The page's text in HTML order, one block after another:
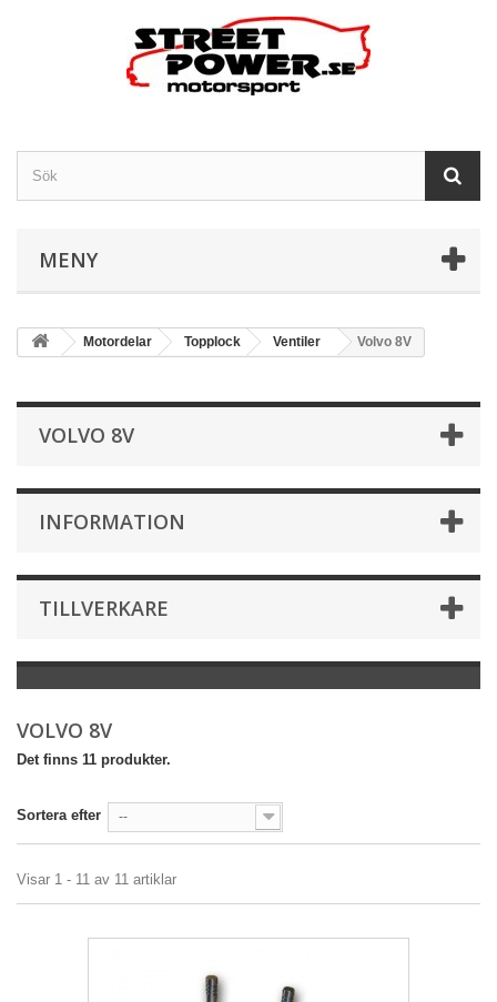
MENY
Motordelar Topplock Ventiler Volvo 8V
VOLVO 8V
INFORMATION
TILLVERKARE
VOLVO 8V
Det finns 11 produkter.
Sortera efter --
Visar 1 - 11 av 11 artiklar